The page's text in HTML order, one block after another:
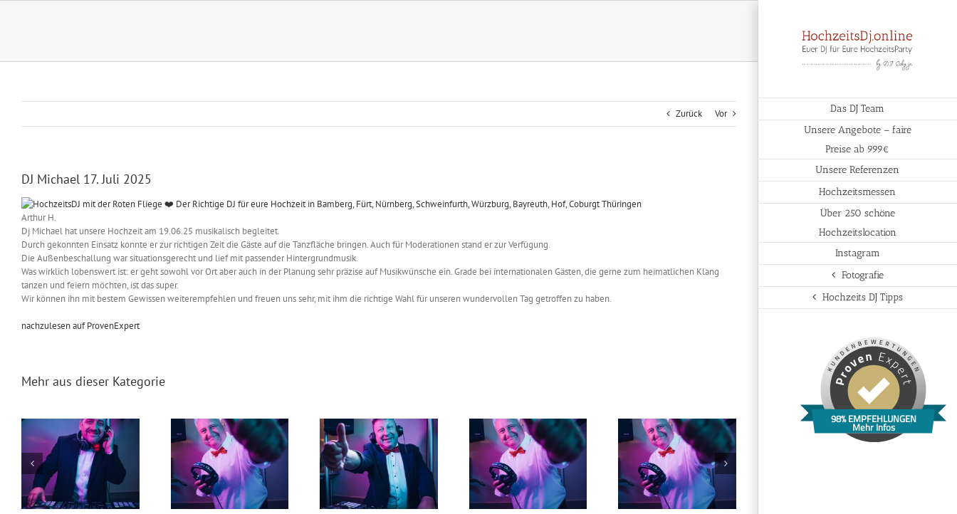
Das DJ Team
Unsere Angebote – faire
Preise ab 999€
Unsere Referenzen
Hochzeitsmessen
Über 250 schöne
Hochzeitslocation
Instagram
Fotografie
Hochzeits DJ Tipps
98% EMPFEHLUNGEN
Mehr Infos
Zurück Vor
DJ Michael 17. Juli 2025
Arthur H.
Dj Michael hat unsere Hochzeit am 19.06.25 musikalisch begleitet.
Durch gekonnten Einsatz konnte er zur richtigen Zeit die Gäste auf die Tanzfläche bringen. Auch für Moderationen stand er zur Verfügung.
Die Außenbeschallung war situationsgerecht und lief mit passender Hintergrundmusik.
Was wirklich lobenswert ist: er geht sowohl vor Ort aber auch in der Planung sehr präzise auf Musikwünsche ein. Grade bei internationalen Gästen, die gerne zum heimatlichen Klang
tanzen und feiern möchten, ist das super.
Wir können ihn mit bestem Gewissen weiterempfehlen und freuen uns sehr, mit ihm die richtige Wahl für unseren wundervollen Tag getroffen zu haben.
nachzulesen auf ProvenExpert
Mehr aus dieser Kategorie